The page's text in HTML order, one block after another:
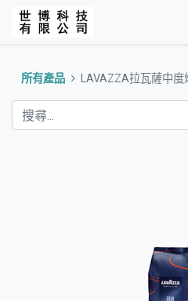
所有產品 LAVAZZA拉瓦薩中